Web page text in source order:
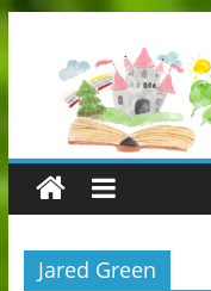
Jared Green